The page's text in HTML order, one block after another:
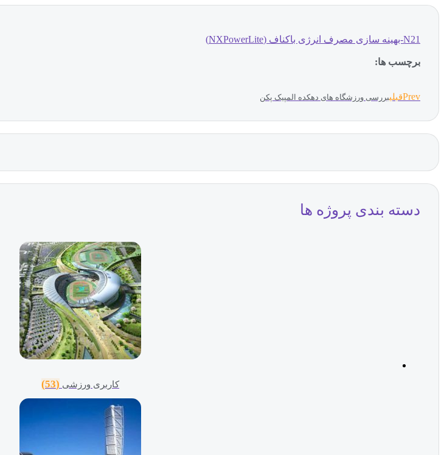
N21-بهینه سازی مصرف انرژی باکناف (NXPowerLite)
برچسب ها:
Prevقبلیبررسی ورزشگاه های دهکده المپیک پکن
دسته بندی پروژه ها
کاربری ورزشی (53)